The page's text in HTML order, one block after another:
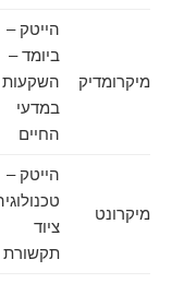
מיקרומדיק
הייטק –
ביומד –
השקעות
במדעי
החיים
מיקרונט
הייטק –
טכנולוגיה –
תקשורת